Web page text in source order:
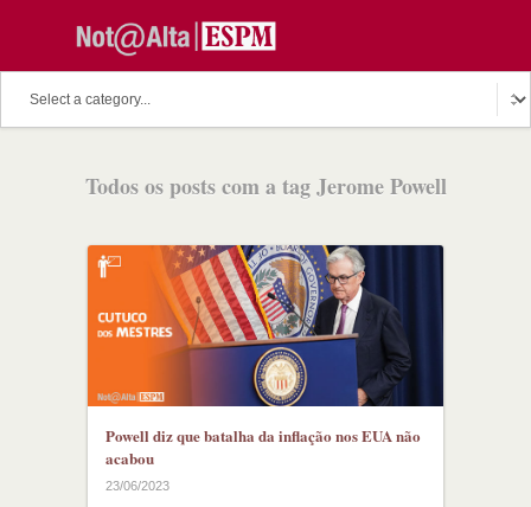
Todos os posts com a tag Jerome Powell
Powell diz que batalha da inflação nos EUA não
acabou
23/06/2023